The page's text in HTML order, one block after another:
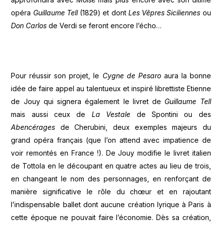
opéra Guillaume Tell(1829) et dont Les Vêpres Siciliennes ou
Don Carlos de Verdi se feront encore l’écho…
Pour réussir son projet, le Cygne de Pesaroaura la bonne
idée de faire appel au talentueux et inspiré librettiste Etienne
de Jouy qui signera également le livret de Guillaume Tell
mais aussi ceux de La Vestale de Spontini ou des
Abencérages de Cherubini, deux exemples majeurs du
grand opéra français (que l’on attend avec impatience de
voir remontés en France !). De Jouy modifie le livret italien
de Tottola en le découpant en quatre actes au lieu de trois,
en changeant le nom des personnages, en renforçant de
manière significative le rôle du chœur et en rajoutant
l’indispensable ballet dont aucune création lyrique à Paris à
cette époque ne pouvait faire l’économie. Dès sa création,